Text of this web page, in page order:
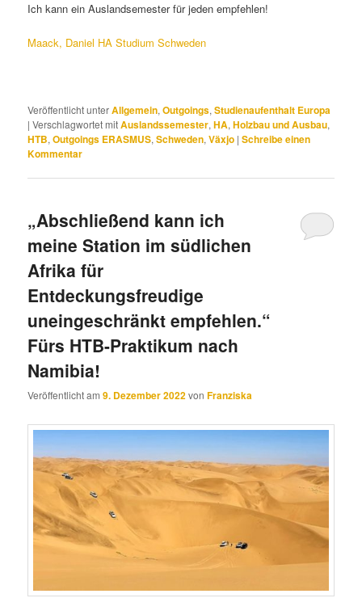
Ich kann ein Auslandsemester für jeden empfehlen!
Maack, Daniel HA Studium Schweden
Veröffentlicht unterAllgemein,Outgoings,Studienaufenthalt Europa
|Verschlagwortet mitAuslandssemester,HA,Holzbau und Ausbau,
HTB,Outgoings ERASMUS,Schweden,Växjo |Schreibe einen
Kommentar
„Abschließend kann ich
meine Station im südlichen
Afrika für
Entdeckungsfreudige
uneingeschränkt empfehlen.“
Fürs HTB-Praktikum nach
Namibia!
Veröffentlicht am9. Dezember 2022vonFranziska